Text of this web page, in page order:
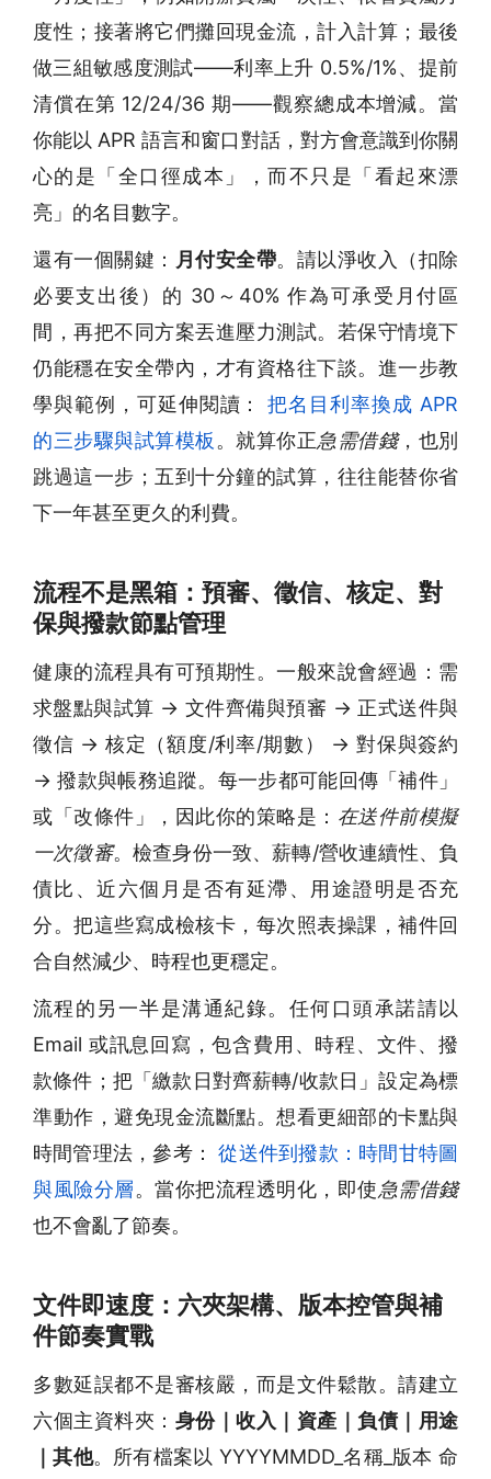
度性；接著將它們攤回現金流，計入計算；最後
做三組敏感度測試——利率上升 0.5%/1%、提前
清償在第 12/24/36 期——觀察總成本增減。當
你能以 APR 語言和窗口對話，對方會意識到你關
心的是「全口徑成本」，而不只是「看起來漂
亮」的名目數字。
還有一個關鍵： 月付安全帶。請以淨收入（扣除
必要支出後）的 30～40% 作為可承受月付區
間，再把不同方案丟進壓力測試。若保守情境下
仍能穩在安全帶內，才有資格往下談。進一步教
學與範例，可延伸閱讀：
把名目利率換成 APR
的三步驟與試算模板 。就算你正急需借錢，也別
跳過這一步；五到十分鐘的試算，往往能替你省
下一年甚至更久的利費。
流程不是黑箱：預審、徵信、核定、對
保與撥款節點管理
健康的流程具有可預期性。一般來說會經過：需
求盤點與試算 → 文件齊備與預審 → 正式送件與
徵信 → 核定（額度/利率/期數） → 對保與簽約
→ 撥款與帳務追蹤。每一步都可能回傳「補件」
或「改條件」，因此你的策略是： 在送件前模擬
一次徵審。檢查身份一致、薪轉/營收連續性、負
債比、近六個月是否有延滯、用途證明是否充
分。把這些寫成檢核卡，每次照表操課，補件回
合自然減少、時程也更穩定。
流程的另一半是溝通紀錄。任何口頭承諾請以
Email 或訊息回寫，包含費用、時程、文件、撥
款條件；把「繳款日對齊薪轉/收款日」設定為標
準動作，避免現金流斷點。想看更細部的卡點與
時間管理法，參考：
從送件到撥款：時間甘特圖
與風險分層。當你把流程透明化，即使急需借錢
也不會亂了節奏。
文件即速度：六夾架構、版本控管與補
件節奏實戰
多數延誤都不是審核嚴，而是文件鬆散。請建立
六個主資料夾： 身份｜收入｜資產｜負債｜用途
｜其他。所有檔案以 YYYYMMDD_名稱_版本 命